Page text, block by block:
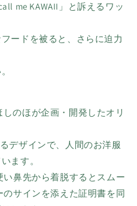
me KAWAII」と訴えるワッ
ードを被ると、さらに迫力
のほが企画・開発したオリ
デザインで、
人間のお洋服
ます。
鼻先から着脱するとスムー
サインを添えた証明書を同